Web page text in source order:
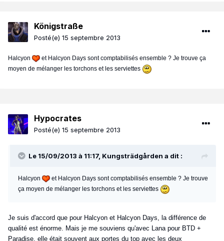
Königstraße
Posté(e) 15 septembre 2013
Halcyon
et Halcyon Days sont comptabilisés ensemble ? Je trouve ça
moyen de mélanger les torchons et les serviettes
Hypocrates
Posté(e) 15 septembre 2013
Le 15/09/2013 à 11:17, Kungsträdgården a dit :
Halcyon
et Halcyon Days sont comptabilisés ensemble ? Je trouve
ça moyen de mélanger les torchons et les serviettes
Je suis d'accord que pour Halcyon et Halcyon Days, la différence de
qualité est énorme. Mais je me souviens qu'avec Lana pour BTD +
Paradise, elle était souvent aux portes du top avec les deux